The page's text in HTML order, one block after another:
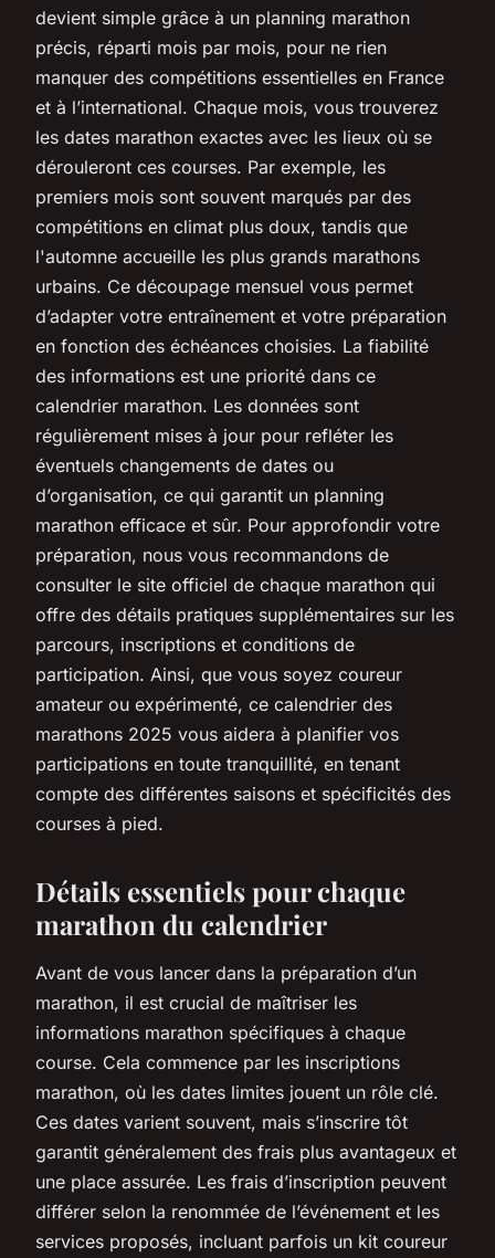
devient simple grâce à un planning marathon
précis, réparti mois par mois, pour ne rien
manquer des compétitions essentielles en France
et à l’international. Chaque mois, vous trouverez
les dates marathon exactes avec les lieux où se
dérouleront ces courses. Par exemple, les
premiers mois sont souvent marqués par des
compétitions en climat plus doux, tandis que
l'automne accueille les plus grands marathons
urbains. Ce découpage mensuel vous permet
d’adapter votre entraînement et votre préparation
en fonction des échéances choisies. La fiabilité
des informations est une priorité dans ce
calendrier marathon. Les données sont
régulièrement mises à jour pour refléter les
éventuels changements de dates ou
d’organisation, ce qui garantit un planning
marathon efficace et sûr. Pour approfondir votre
préparation, nous vous recommandons de
consulter le site officiel de chaque marathon qui
offre des détails pratiques supplémentaires sur les
parcours, inscriptions et conditions de
participation. Ainsi, que vous soyez coureur
amateur ou expérimenté, ce calendrier des
marathons 2025 vous aidera à planifier vos
participations en toute tranquillité, en tenant
compte des différentes saisons et spécificités des
courses à pied.
Détails essentiels pour chaque
marathon du calendrier
Avant de vous lancer dans la préparation d’un
marathon, il est crucial de maîtriser les
informations marathon spécifiques à chaque
course. Cela commence par les inscriptions
marathon, où les dates limites jouent un rôle clé.
Ces dates varient souvent, mais s’inscrire tôt
garantit généralement des frais plus avantageux et
une place assurée. Les frais d’inscription peuvent
différer selon la renommée de l’événement et les
services proposés, incluant parfois un kit coureur